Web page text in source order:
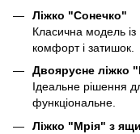
Ліжко "Сонечко"
Класична модель
комфорт і затишок.
Двоярусне ліжко
Ідеальне рішення
функціональне.
Ліжко "Мрія" з